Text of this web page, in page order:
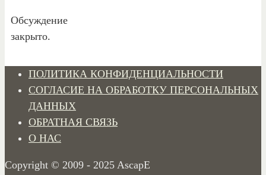
Обсуждение
закрыто.
ПОЛИТИКА КОНФИДЕНЦИАЛЬНОСТИ
СОГЛАСИЕ НА ОБРАБОТКУ ПЕРСОНАЛЬНЫХ
ДАННЫХ
ОБРАТНАЯ СВЯЗЬ
О НАС
Copyright © 2009 - 2025 AscapE